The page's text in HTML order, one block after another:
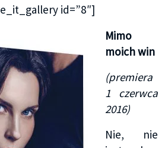
id=”8″]
Mimo
moich win
(premiera
1 czerwca
2016)
Nie, nie